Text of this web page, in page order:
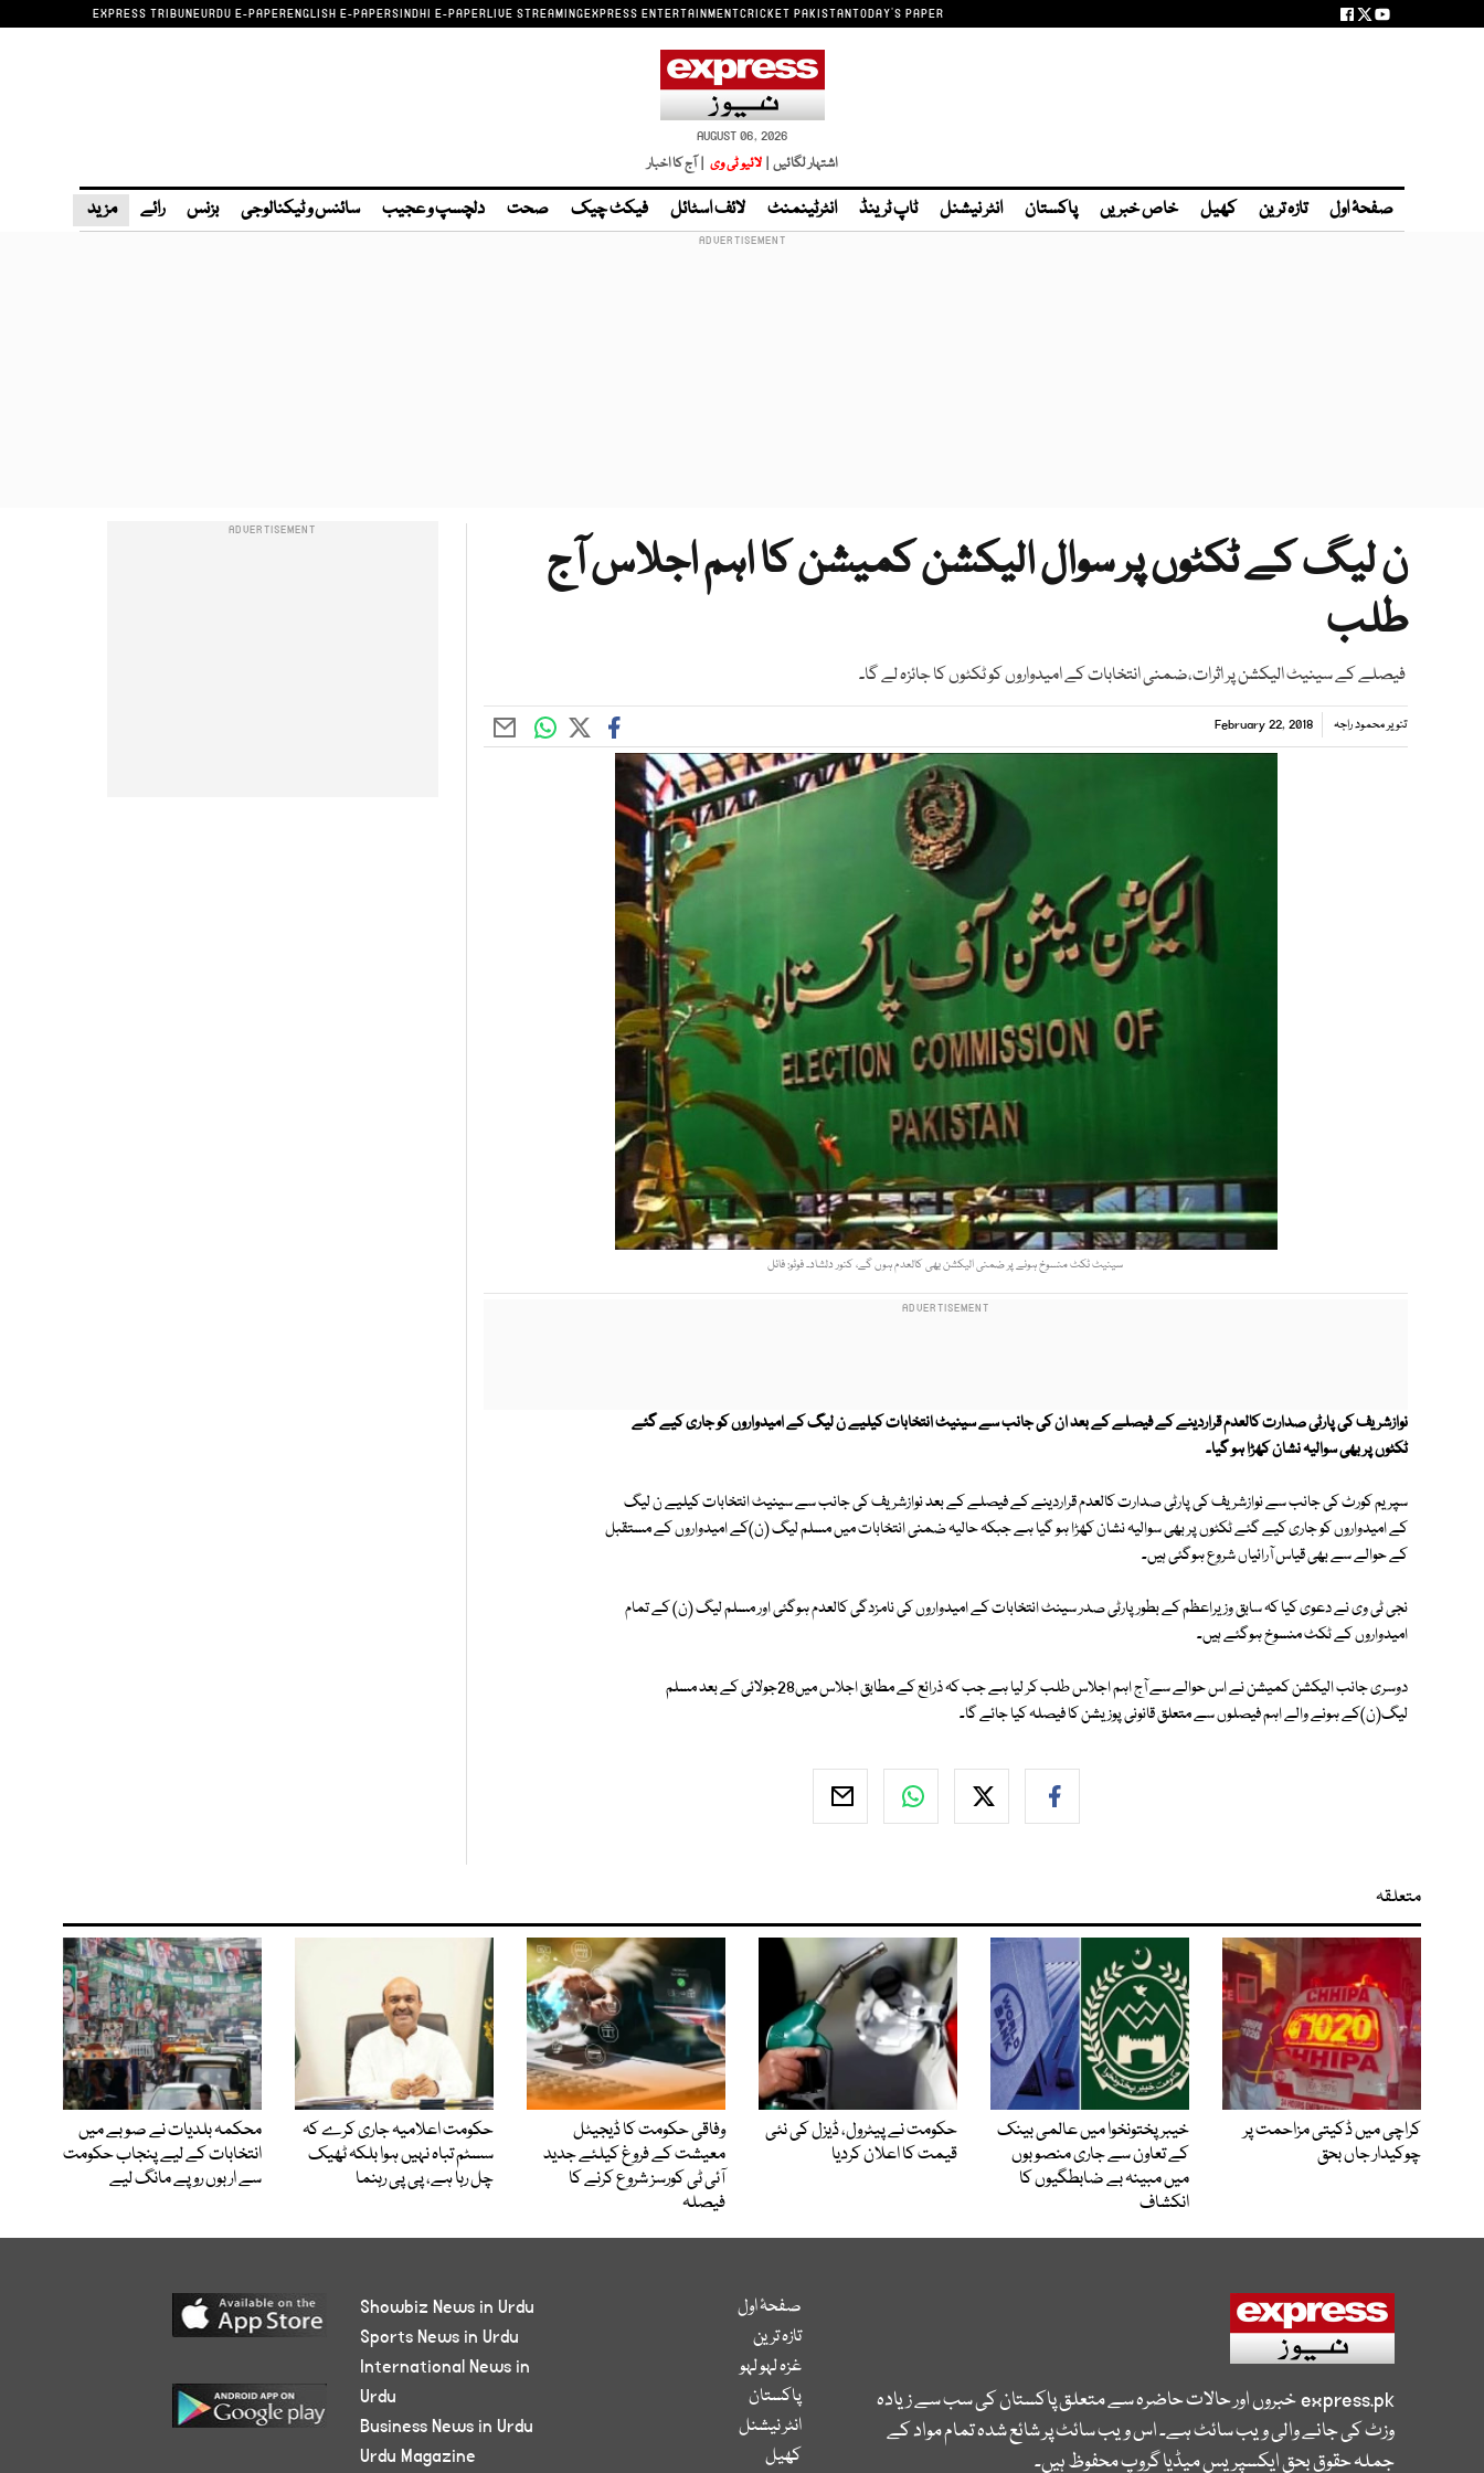
EXPRESS TRIBUNEURDU E-PAPERENGLISH E-PAPERSINDHI E-PAPERLIVE STREAMINGEXPRESS ENTERTAINMENTCRICKET PAKISTANTODAY'S PAPER
AUGUST 06, 2026
اشتہار لگائیں | لائیو ٹی وی | آج کا اخبار
صفحۂ اول تازہ ترین کھیل خاص خبریں پاکستان انٹر نیشنل ٹاپ ٹرینڈ انٹرٹینمنٹ لائف اسٹائل فیکٹ چیک صحت دلچسپ و عجیب سائنس و ٹیکنالوجی بزنس رائے مزید
ن لیگ کے ٹکٹوں پر سوال الیکشن کمیشن کا اہم اجلاس آج
طلب
فیصلے کے سینیٹ الیکشن پر اثرات،ضمنی انتخابات کے امیدواروں کو ٹکٹوں کا جائزہ لے گا۔
تنویر محمود راجہ February 22, 2018
سینیٹ ٹکٹ منسوخ ہونے پر ضمنی الیکشن بھی کالعدم ہوں گے، کنور دلشاد۔ فوٹو: فائل
نوازشریف کی پارٹی صدارت کالعدم قراردینے کے فیصلے کے بعد ان کی جانب سے سینیٹ انتخابات کیلیے ن لیگ کے امیدواروں کو جاری کیے گئے
ٹکٹوں پر بھی سوالیہ نشان کھڑا ہو گیا۔
سپریم کورٹ کی جانب سے نوازشریف کی پارٹی صدارت کالعدم قراردینے کے فیصلے کے بعد نوازشریف کی جانب سے سینیٹ انتخابات کیلیے ن لیگ
کے امیدواروں کو جاری کیے گئے ٹکٹوں پر بھی سوالیہ نشان کھڑا ہو گیا ہے جبکہ حالیہ ضمنی انتخابات میں مسلم لیگ (ن)کے امیدواروں کے مستقبل
کے حوالے سے بھی قیاس آرائیاں شروع ہوگئی ہیں۔
نجی ٹی وی نے دعوی کیا کہ سابق وزیراعظم کے بطور پارٹی صدر سینٹ انتخابات کے امیدواروں کی نامزدگی کالعدم ہوگئی اور مسلم لیگ (ن) کے تمام
امیدواروں کے ٹکٹ منسوخ ہوگئے ہیں۔
دوسری جانب الیکشن کمیشن نے اس حوالے سے آج اہم اجلاس طلب کر لیا ہے جب کہ ذرائع کے مطابق اجلاس میں28جولائی کے بعد مسلم
لیگ(ن)کے ہونے والے اہم فیصلوں سے متعلق قانونی پوزیشن کا فیصلہ کیا جائے گا۔
متعلقہ
کراچی میں ڈکیتی مزاحمت پر
چوکیدار جاں بحق
خیبرپختونخوا میں عالمی بینک
کے تعاون سے جاری منصوبوں
میں مبینہ بے ضابطگیوں کا
انکشاف
حکومت نے پیٹرول، ڈیزل کی نئی
قیمت کا اعلان کردیا
وفاقی حکومت کا ڈیجیٹل
معیشت کے فروغ کیلئے جدید
آئی ٹی کورسز شروع کرنے کا
فیصلہ
حکومت اعلامیہ جاری کرے کہ
سسٹم تباہ نہیں ہوا بلکہ ٹھیک
چل رہا ہے، پی پی رہنما
محکمہ بلدیات نے صوبے میں
انتخابات کے لیے پنجاب حکومت
سے اربوں روپے مانگ لیے
express.pkخبروں اور حالات حاضرہ سے متعلق پاکستان کی سب سے زیادہ
وزٹ کی جانے والی ویب سائٹ ہے۔ اس ویب سائٹ پر شائع شدہ تمام مواد کے
جملہ حقوق بحق ایکسپریس میڈیا گروپ محفوظ ہیں۔
صفحۂ اول
تازہ ترین
غزہ لہو لہو
پاکستان
انٹر نیشنل
کھیل
Showbiz News in Urdu
Sports News in Urdu
International News in
Urdu
Business News in Urdu
Urdu Magazine